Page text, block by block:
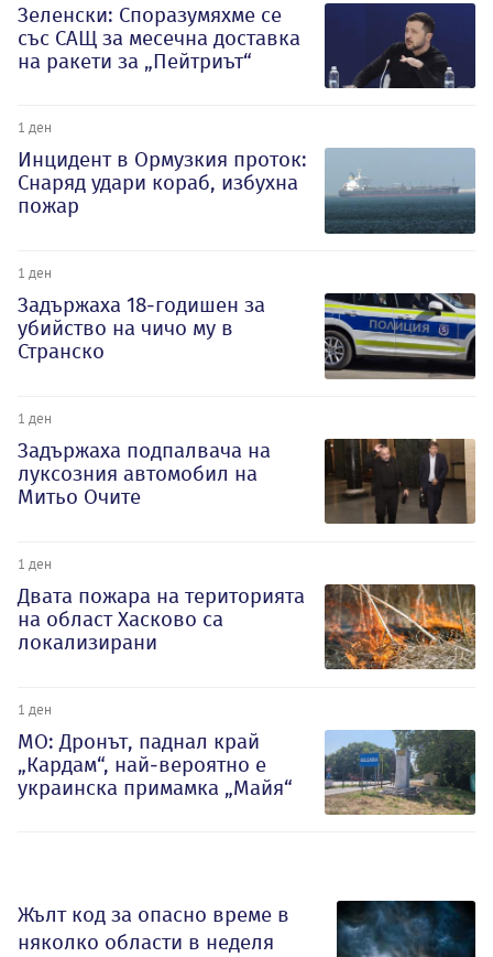
Зеленски: Споразумяхме се
със САЩ за месечна доставка
на ракети за „Пейтриът“
1 ден
Инцидент в Ормузкия проток:
Снаряд удари кораб, избухна
пожар
1 ден
Задържаха 18-годишен за
убийство на чичо му в
Странско
1 ден
Задържаха подпалвача на
луксозния автомобил на
Митьо Очите
1 ден
Двата пожара на територията
на област Хасково са
локализирани
1 ден
МО: Дронът, паднал край
„Кардам“, най-вероятно е
украинска примамка „Майя“
Жълт код за опасно време в
няколко области в неделя